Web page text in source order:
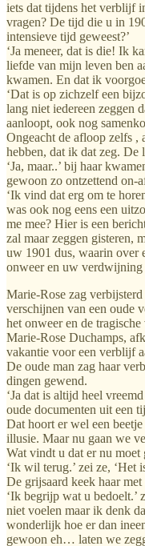
iets dat tijdens het verblijf
vragen? De tijd die u in
intensieve tijd geweest?’
‘Ja meneer, dat is die! Ik
liefde van mijn leven ben
kwamen. En dat ik
‘Dat is op zichzelf een
lang niet iedereen zeggen
aanloopt, ook nog
Ongeacht de afloop zelfs ,
hebben, dat ik dat zeg. De
‘Ja, maar..’ bij haar
gewoon zo ontzettend on-
‘Ik vind dat erg om te
was ook nog eens een
me mee? Hier is een
zal maar zeggen gisteren,
uw 1901 dus, waarin over
onweer en uw verdwijning
Marie-Rose zag
verschijnen van een oude
het onweer en de
Marie-Rose Duchamps,
vakantie voor een verblijf
De oude man zag haar
dingen gewend.
‘Ja dat is altijd heel
oude documenten uit een
Dat hoort er wel een
illusie. Maar nu gaan we
Wat vindt u dat er nu moet
‘Ik wil terug.’ zei ze, ‘Het
De grijsaard keek haar
‘Ik begrijp wat u
niet voelen maar ik denk
wonderlijk hoe er dan
gewoon eh… laten we